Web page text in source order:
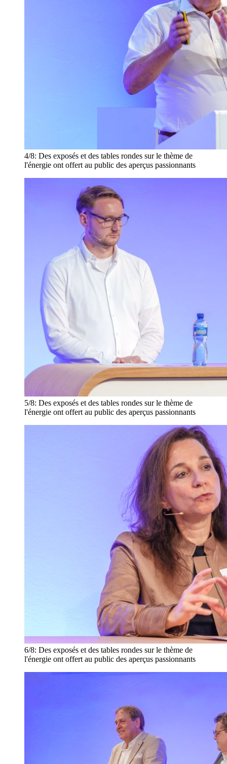
4/8: Des exposés et des tables rondes sur le thème de
l'énergie ont offert au public des aperçus passionnants
5/8: Des exposés et des tables rondes sur le thème de
l'énergie ont offert au public des aperçus passionnants
6/8: Des exposés et des tables rondes sur le thème de
l'énergie ont offert au public des aperçus passionnants